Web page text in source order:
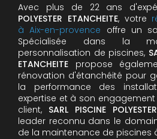
Avec plus de 22 ans
POLYESTER ETANCHEITE, votre
à Aix-en-provence offre un
Spécialisée dans la
personnalisation de piscines,
ETANCHEITE propose
rénovation d'étanchéité pour
la performance des
expertise et à son
client, SARL PISCINE
leader reconnu dans le
de la maintenance de piscines